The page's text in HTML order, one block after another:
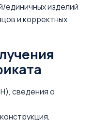
единичных изделий
и корректных
сведения о